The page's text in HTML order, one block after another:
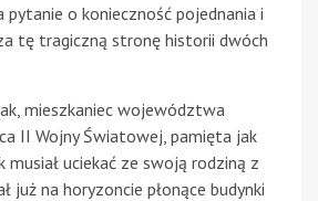
pytanie o konieczność pojednania i
tę tragiczną stronę historii dwóch
mieszkaniec województwa
II Wojny Światowej, pamięta jak
uciekać ze swoją rodziną z
już na horyzoncie płonące budynki